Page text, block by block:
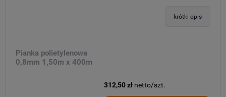
krótki opis
Pianka polietylenowa
0,8mm 1,50m x 400m
312,50 zł netto/szt.